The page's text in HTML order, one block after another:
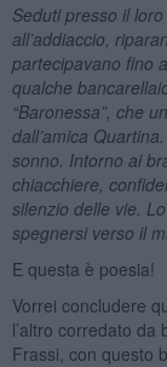
Seduti presso il
all’addiaccio,
partecipavano fino
qualche
“Baronessa”, che
dall’amica
sonno. Intorno ai
chiacchiere,
silenzio delle vie.
spegnersi verso il
E questa è poesia!
Vorrei concludere
l’altro corredato da
Frassi, con questo